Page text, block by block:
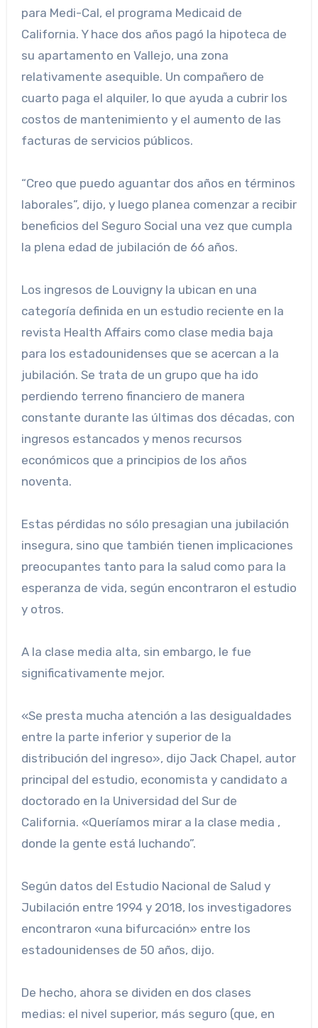
para Medi-Cal, el programa Medicaid de
California. Y hace dos años pagó la hipoteca de
su apartamento en Vallejo, una zona
relativamente asequible. Un compañero de
cuarto paga el alquiler, lo que ayuda a cubrir los
costos de mantenimiento y el aumento de las
facturas de servicios públicos.
“Creo que puedo aguantar dos años en términos
laborales”, dijo, y luego planea comenzar a recibir
beneficios del Seguro Social una vez que cumpla
la plena edad de jubilación de 66 años.
Los ingresos de Louvigny la ubican en una
categoría definida en un estudio reciente en la
revista Health Affairs como clase media baja
para los estadounidenses que se acercan a la
jubilación. Se trata de un grupo que ha ido
perdiendo terreno financiero de manera
constante durante las últimas dos décadas, con
ingresos estancados y menos recursos
económicos que a principios de los años
noventa.
Estas pérdidas no sólo presagian una jubilación
insegura, sino que también tienen implicaciones
preocupantes tanto para la salud como para la
esperanza de vida, según encontraron el estudio
y otros.
A la clase media alta, sin embargo, le fue
significativamente mejor.
«Se presta mucha atención a las desigualdades
entre la parte inferior y superior de la
distribución del ingreso», dijo Jack Chapel, autor
principal del estudio, economista y candidato a
doctorado en la Universidad del Sur de
California. «Queríamos mirar a la clase media ,
donde la gente está luchando”.
Según datos del Estudio Nacional de Salud y
Jubilación entre 1994 y 2018, los investigadores
encontraron «una bifurcación» entre los
estadounidenses de 50 años, dijo.
De hecho, ahora se dividen en dos clases
medias: el nivel superior, más seguro (que, en